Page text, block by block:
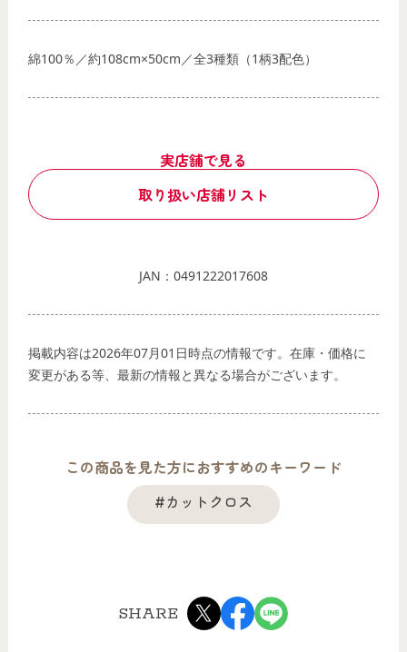
綿100％／約108cm×50cm／全3種類（1柄3配色）
実店舗で見る
取り扱い店舗リスト
JAN：0491222017608
掲載内容は2026年07月01日時点の情報です。在庫・価格に
変更がある等、最新の情報と異なる場合がございます。
この商品を見た方におすすめのキーワード
#カットクロス
SHARE